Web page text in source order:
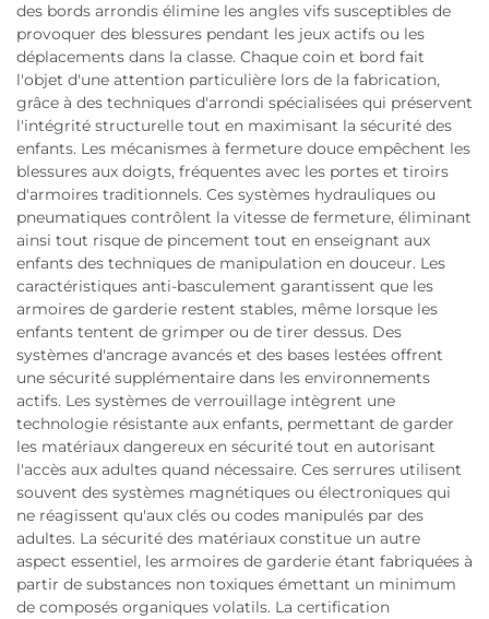
des bords arrondis élimine les angles vifs susceptibles de
provoquer des blessures pendant les jeux actifs ou les
déplacements dans la classe. Chaque coin et bord fait
l'objet d'une attention particulière lors de la fabrication,
grâce à des techniques d'arrondi spécialisées qui préservent
l'intégrité structurelle tout en maximisant la sécurité des
enfants. Les mécanismes à fermeture douce empêchent les
blessures aux doigts, fréquentes avec les portes et tiroirs
d'armoires traditionnels. Ces systèmes hydrauliques ou
pneumatiques contrôlent la vitesse de fermeture, éliminant
ainsi tout risque de pincement tout en enseignant aux
enfants des techniques de manipulation en douceur. Les
caractéristiques anti-basculement garantissent que les
armoires de garderie restent stables, même lorsque les
enfants tentent de grimper ou de tirer dessus. Des
systèmes d'ancrage avancés et des bases lestées offrent
une sécurité supplémentaire dans les environnements
actifs. Les systèmes de verrouillage intègrent une
technologie résistante aux enfants, permettant de garder
les matériaux dangereux en sécurité tout en autorisant
l'accès aux adultes quand nécessaire. Ces serrures utilisent
souvent des systèmes magnétiques ou électroniques qui
ne réagissent qu'aux clés ou codes manipulés par des
adultes. La sécurité des matériaux constitue un autre
aspect essentiel, les armoires de garderie étant fabriquées à
partir de substances non toxiques émettant un minimum
de composés organiques volatils. La certification